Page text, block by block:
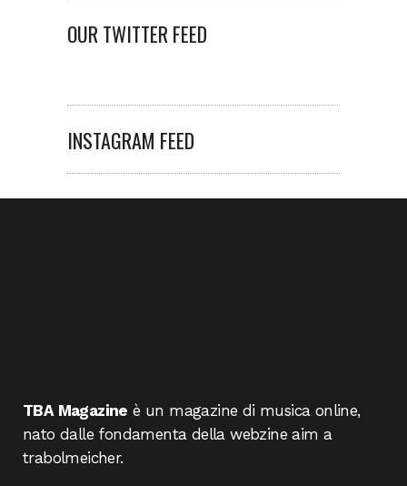
OUR TWITTER FEED
INSTAGRAM FEED
TBA Magazine è un magazine di musica online,
nato dalle fondamenta della webzine aim a
trabolmeicher.